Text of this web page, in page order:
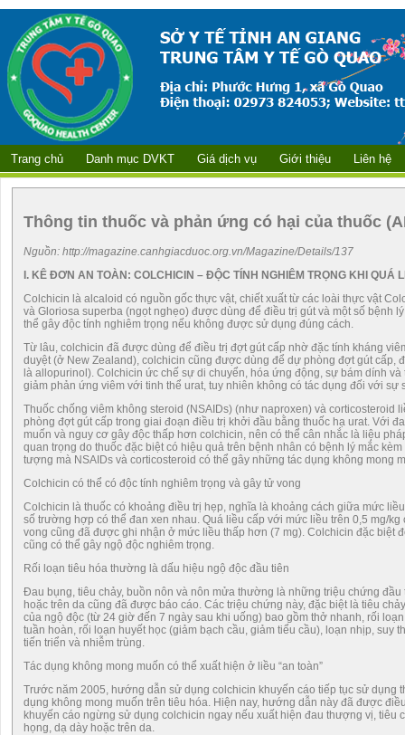
Trang chủ Danh mục DVKT Giá dịch vụ Giới thiệu Liên hệ
Thông tin thuốc và phản ứng có hại của thuốc
Nguồn: http://magazine.canhgiacduoc.org.vn/Magazine/Details/137
I. KÊ ĐƠN AN TOÀN: COLCHICIN – ĐỘC TÍNH NGHIÊM TRỌNG KHI QUÁ
Colchicin là alcaloid có nguồn gốc thực vật, chiết xuất từ các loài thực vật
và Gloriosa superba (ngọt nghẹo) được dùng để điều trị gút và một số bệnh
thể gây độc tính nghiêm trọng nếu không được sử dụng đúng cách.
Từ lâu, colchicin đã được dùng để điều trị đợt gút cấp nhờ đặc tính kháng
duyệt (ở New Zealand), colchicin cũng được dùng để dự phòng đợt gút cấp,
là allopurinol). Colchicin ức chế sự di chuyển, hóa ứng động, sự bám dính
giảm phản ứng viêm với tinh thể urat, tuy nhiên không có tác dụng đối với sự
Thuốc chống viêm không steroid (NSAIDs) (như naproxen) và
phòng đợt gút cấp trong giai đoạn điều trị khởi đầu bằng thuốc hạ urat. Với
muốn và nguy cơ gây độc thấp hơn colchicin, nên có thể cân nhắc là liệu
quan trọng do thuốc đặc biệt có hiệu quả trên bệnh nhân có bệnh lý mắc
tượng mà NSAIDs và corticosteroid có thể gây những tác dụng không mong
Colchicin có thể có độc tính nghiêm trọng và gây tử vong
Colchicin là thuốc có khoảng điều trị hẹp, nghĩa là khoảng cách giữa mức
số trường hợp có thể đan xen nhau. Quá liều cấp với mức liều trên 0,5 mg/
vong cũng đã được ghi nhận ở mức liều thấp hơn (7 mg). Colchicin đặc biệt
cũng có thể gây ngộ độc nghiêm trọng.
Rối loạn tiêu hóa thường là dấu hiệu ngộ độc đầu tiên
Đau bụng, tiêu chảy, buồn nôn và nôn mửa thường là những triệu chứng
hoặc trên da cũng đã được báo cáo. Các triệu chứng này, đặc biệt là tiêu
của ngộ độc (từ 24 giờ đến 7 ngày sau khi uống) bao gồm thở nhanh, rối
tuần hoàn, rối loạn huyết học (giảm bạch cầu, giảm tiểu cầu), loạn nhịp, suy
tiến triển và nhiễm trùng.
Tác dụng không mong muốn có thể xuất hiện ở liều “an toàn”
Trước năm 2005, hướng dẫn sử dụng colchicin khuyến cáo tiếp tục sử dụng
dụng không mong muốn trên tiêu hóa. Hiện nay, hướng dẫn này đã được
khuyến cáo ngừng sử dụng colchicin ngay nếu xuất hiện đau thượng vị, tiêu
họng, dạ dày hoặc trên da.